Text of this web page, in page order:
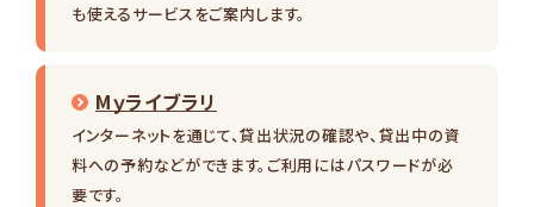
も使えるサービスをご案内します。
Mｙライブラリ
インターネットを通じて、貸出状況の確認や、貸出中の資
料への予約などができます。ご利用にはパスワードが必
要です。